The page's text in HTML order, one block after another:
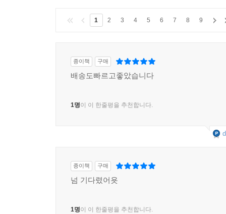
1 2 3 4 5 6 7 8 9
종이책 구매
배송도빠르고좋았습니다
1명이 이 한줄평을 추천합니다.
종이책 구매
넘 기다렸어욧
1명이 이 한줄평을 추천합니다.